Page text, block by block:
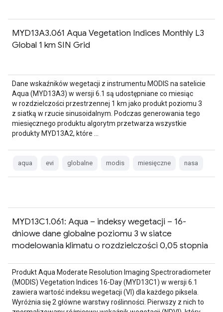
MYD13A3.061 Aqua Vegetation Indices Monthly L3
Global 1 km SIN Grid
Dane wskaźników wegetacji z instrumentu MODIS na satelicie
Aqua (MYD13A3) w wersji 6.1 są udostępniane co miesiąc
w rozdzielczości przestrzennej 1 km jako produkt poziomu 3
z siatką w rzucie sinusoidalnym. Podczas generowania tego
miesięcznego produktu algorytm przetwarza wszystkie
produkty MYD13A2, które …
aqua evi globalne modis miesięczne nasa
MYD13C1.061: Aqua – indeksy wegetacji – 16-
dniowe dane globalne poziomu 3 w siatce
modelowania klimatu o rozdzielczości 0,05 stopnia
Produkt Aqua Moderate Resolution Imaging Spectroradiometer
(MODIS) Vegetation Indices 16-Day (MYD13C1) w wersji 6.1
zawiera wartość indeksu wegetacji (VI) dla każdego piksela.
Wyróżnia się 2 główne warstwy roślinności. Pierwszy z nich to